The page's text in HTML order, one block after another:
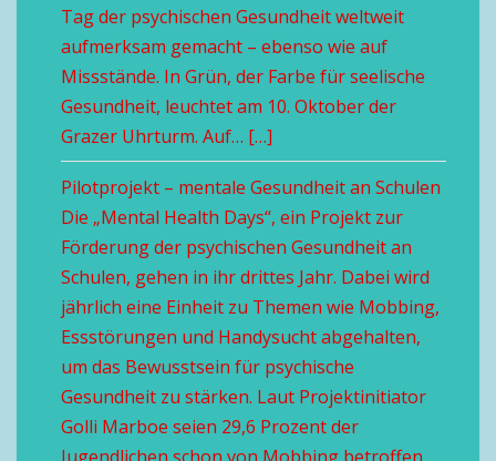
Tag der psychischen Gesundheit weltweit
aufmerksam gemacht – ebenso wie auf
Missstände. In Grün, der Farbe für seelische
Gesundheit, leuchtet am 10. Oktober der
Grazer Uhrturm. Auf… […]
Pilotprojekt – mentale Gesundheit an Schulen
Die „Mental Health Days“, ein Projekt zur
Förderung der psychischen Gesundheit an
Schulen, gehen in ihr drittes Jahr. Dabei wird
jährlich eine Einheit zu Themen wie Mobbing,
Essstörungen und Handysucht abgehalten,
um das Bewusstsein für psychische
Gesundheit zu stärken. Laut Projektinitiator
Golli Marboe seien 29,6 Prozent der